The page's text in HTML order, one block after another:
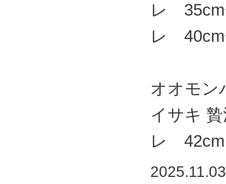
レ 35cm
レ
オオモ
イサキ
レ
2025.11.03